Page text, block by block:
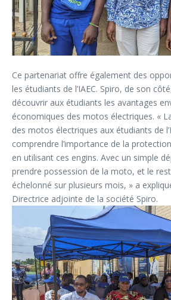
Ce partenariat offre également des
les étudiants de l’IAEC. Spiro, de son
découvrir aux étudiants les avantages
économiques des motos électriques. «
des motos électriques aux étudiants de
comprendre l’importance de la
en utilisant ces engins. Avec un simple
prendre possession de la moto, et le
échelonné sur plusieurs mois, » a
Directrice adjointe de la société Spiro.